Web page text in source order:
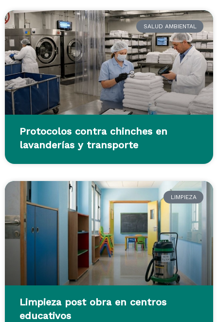
SALUD AMBIENTAL
Protocolos contra chinches en
lavanderías y transporte
LIMPIEZA
Limpieza post obra en centros
educativos